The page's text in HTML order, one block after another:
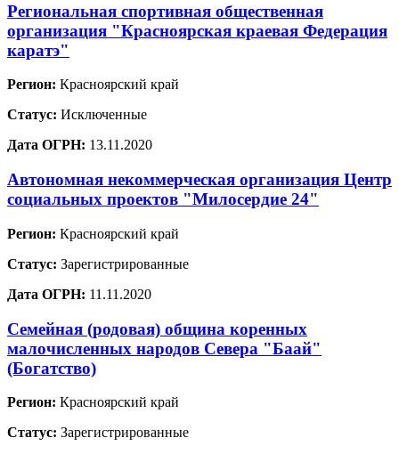
Региональная спортивная общественная
организация "Красноярская краевая Федерация
каратэ"
Регион: Красноярский край
Статус: Исключенные
Дата ОГРН: 13.11.2020
Автономная некоммерческая организация Центр
социальных проектов "Милосердие 24"
Регион: Красноярский край
Статус: Зарегистрированные
Дата ОГРН: 11.11.2020
Семейная (родовая) община коренных
малочисленных народов Севера "Баай"
(Богатство)
Регион: Красноярский край
Статус: Зарегистрированные